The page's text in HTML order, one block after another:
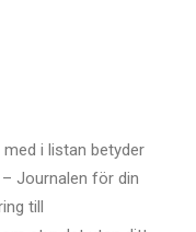
i listan betyder
Journalen för din
till